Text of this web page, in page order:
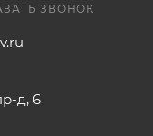
ЗВОНОК
д, 6